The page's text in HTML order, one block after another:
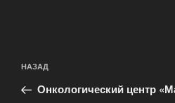
по
записям
Предыдущая
запись:
НАЗАД
Онкологический центр